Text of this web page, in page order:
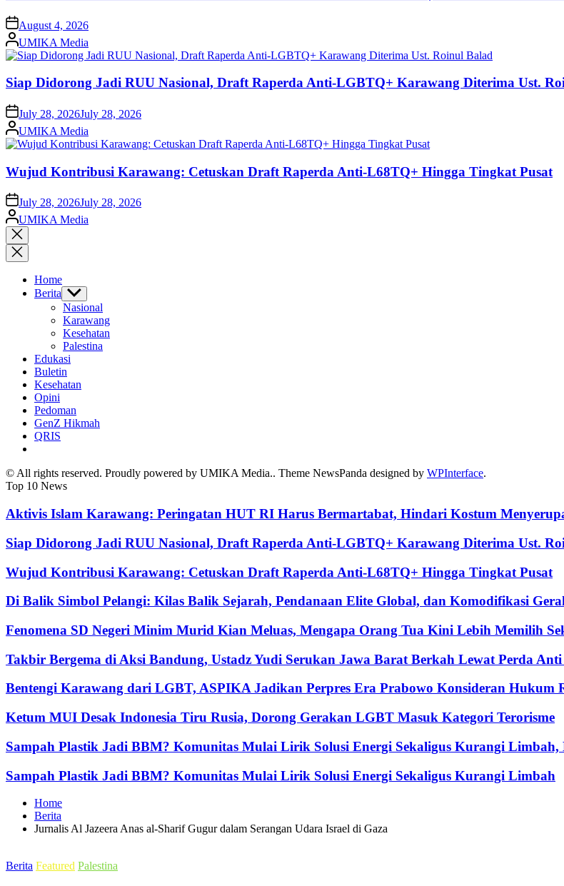
on August 4, 2026
Posted
by
UMIKA Media
Siap Didorong Jadi RUU Nasional, Draft Raperda Anti-LGBTQ+ Karawang Diterima Ust.
onJuly 28, 2026July 28, 2026
Posted
by
UMIKA Media
Wujud Kontribusi Karawang: Cetuskan Draft Raperda Anti-L68TQ+ Hingga Tingkat Pusat
onJuly 28, 2026July 28, 2026
Posted
by
UMIKA Media
Close
search
Home
Berita Show
sub
menu
Nasional
Karawang
Kesehatan
Palestina
Edukasi
Buletin
Kesehatan
Opini
Pedoman
GenZ Hikmah
QRIS
© All rights reserved. Proudly powered by UMIKA Media.. Theme NewsPanda designed by WPInterface.
Top 10 News
Aktivis Islam Karawang: Peringatan HUT RI Harus Bermartabat, Hindari Kostum
Siap Didorong Jadi RUU Nasional, Draft Raperda Anti-LGBTQ+ Karawang Diterima Ust.
Wujud Kontribusi Karawang: Cetuskan Draft Raperda Anti-L68TQ+ Hingga Tingkat Pusat
Di Balik Simbol Pelangi: Kilas Balik Sejarah, Pendanaan Elite Global, dan Komodifikasi
Fenomena SD Negeri Minim Murid Kian Meluas, Mengapa Orang Tua Kini Lebih Memilih
Takbir Bergema di Aksi Bandung, Ustadz Yudi Serukan Jawa Barat Berkah Lewat Perda
Bentengi Karawang dari LGBT, ASPIKA Jadikan Perpres Era Prabowo Konsideran Hukum
Ketum MUI Desak Indonesia Tiru Rusia, Dorong Gerakan LGBT Masuk Kategori Terorisme
Sampah Plastik Jadi BBM? Komunitas Mulai Lirik Solusi Energi Sekaligus Kurangi Limbah,
Sampah Plastik Jadi BBM? Komunitas Mulai Lirik Solusi Energi Sekaligus Kurangi Limbah
Home
Berita
Jurnalis Al Jazeera Anas al-Sharif Gugur dalam Serangan Udara Israel di Gaza
Posted
Berita Featured Palestina